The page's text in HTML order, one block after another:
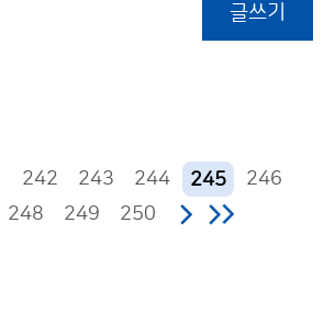
글쓰기
242 243 244 245
246
248 249 250